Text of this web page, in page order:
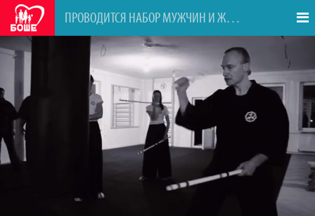
ПРОВОДИТСЯ НАБОР МУЖЧИН И ЖЕНЩИН В ГРУППУ НА ПРАКТИКУ ПО ФЕХТОВАНИЮ НА ПАЛКАХ